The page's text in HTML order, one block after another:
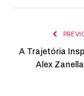
A Trajetória
Alex